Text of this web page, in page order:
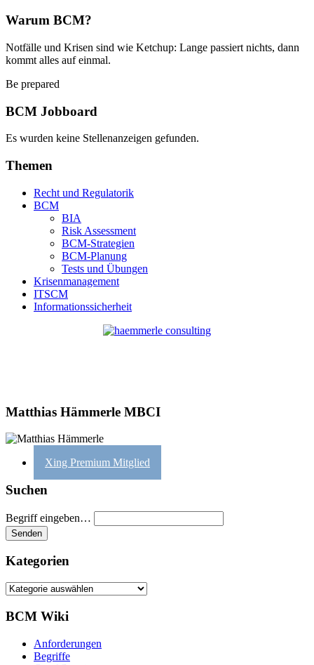
Warum BCM?
Notfälle und Krisen sind wie Ketchup: Lange passiert nichts, dann
kommt alles auf einmal.
Be prepared
BCM Jobboard
Es wurden keine Stellenanzeigen gefunden.
Themen
Recht und Regulatorik
BCM
BIA
Risk Assessment
BCM-Strategien
BCM-Planung
Tests und Übungen
Krisenmanagement
ITSCM
Informationssicherheit
Matthias Hämmerle MBCI
Xing Premium Mitglied
Suchen
Begriff eingeben…
Kategorien
Kategorien
BCM Wiki
Anforderungen
Begriffe